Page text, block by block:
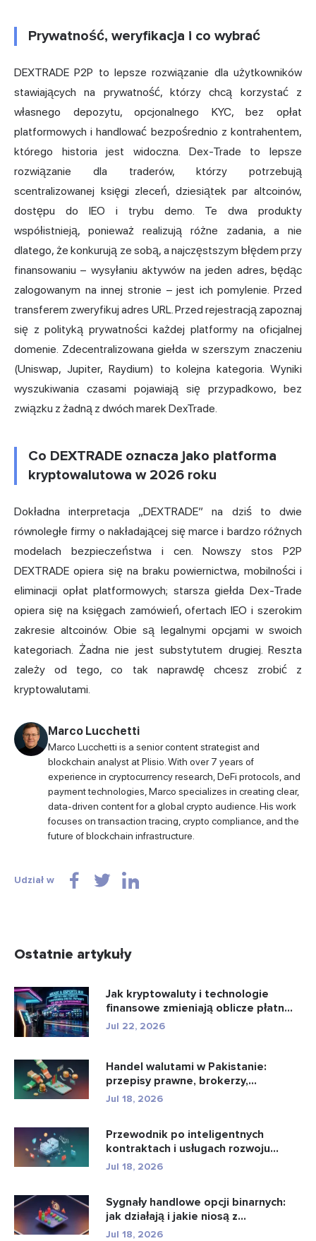
Prywatność, weryfikacja i co wybrać
DEXTRADE P2P to lepsze rozwiązanie dla użytkowników
stawiających na prywatność, którzy chcą korzystać z
własnego depozytu, opcjonalnego KYC, bez opłat
platformowych i handlować bezpośrednio z kontrahentem,
którego historia jest widoczna. Dex-Trade to lepsze
rozwiązanie dla traderów, którzy potrzebują
scentralizowanej księgi zleceń, dziesiątek par altcoinów,
dostępu do IEO i trybu demo. Te dwa produkty
współistnieją, ponieważ realizują różne zadania, a nie
dlatego, że konkurują ze sobą, a najczęstszym błędem przy
finansowaniu – wysyłaniu aktywów na jeden adres, będąc
zalogowanym na innej stronie – jest ich pomylenie. Przed
transferem zweryfikuj adres URL. Przed rejestracją zapoznaj
się z polityką prywatności każdej platformy na oficjalnej
domenie. Zdecentralizowana giełda w szerszym znaczeniu
(Uniswap, Jupiter, Raydium) to kolejna kategoria. Wyniki
wyszukiwania czasami pojawiają się przypadkowo, bez
związku z żadną z dwóch marek DexTrade.
Co DEXTRADE oznacza jako platforma
kryptowalutowa w 2026 roku
Dokładna interpretacja „DEXTRADE” na dziś to dwie
równoległe firmy o nakładającej się marce i bardzo różnych
modelach bezpieczeństwa i cen. Nowszy stos P2P
DEXTRADE opiera się na braku powiernictwa, mobilności i
eliminacji opłat platformowych; starsza giełda Dex-Trade
opiera się na księgach zamówień, ofertach IEO i szerokim
zakresie altcoinów. Obie są legalnymi opcjami w swoich
kategoriach. Żadna nie jest substytutem drugiej. Reszta
zależy od tego, co tak naprawdę chcesz zrobić z
kryptowalutami.
Marco Lucchetti
Marco Lucchetti is a senior content strategist and
blockchain analyst at Plisio. With over 7 years of
experience in cryptocurrency research, DeFi protocols, and
payment technologies, Marco specializes in creating clear,
data-driven content for a global crypto audience. His work
focuses on transaction tracing, crypto compliance, and the
future of blockchain infrastructure.
Udział w
Ostatnie artykuły
Jak kryptowaluty i technologie
finansowe zmieniają oblicze płatn...
Jul 22, 2026
Handel walutami w Pakistanie:
przepisy prawne, brokerzy,
aplikacje...
Jul 18, 2026
Przewodnik po inteligentnych
kontraktach i usługach rozwoju
intel...
Jul 18, 2026
Sygnały handlowe opcji binarnych:
jak działają i jakie niosą z...
Jul 18, 2026